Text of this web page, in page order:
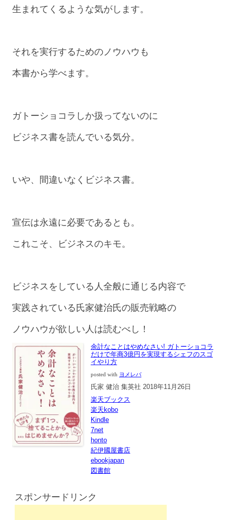
生まれてくるような気がします。
それを実行するためのノウハウも
本書から学べます。
ガトーショコラしか扱ってないのに
ビジネス書を読んでいる気分。
いや、間違いなくビジネス書。
宣伝は永遠に必要であるとも。
これこそ、ビジネスのキモ。
ビジネスをしている人全般に通じる内容で
実践されている氏家健治氏の販売戦略の
ノウハウが欲しい人は読むべし！
余計なことはやめなさい! ガトーショコラ
だけで年商3億円を実現するシェフのスゴ
イやり方
posted with ヨメレバ
氏家 健治 集英社 2018年11月26日
楽天ブックス
楽天kobo
Kindle
7net
honto
紀伊國屋書店
ebookjapan
図書館
スポンサードリンク